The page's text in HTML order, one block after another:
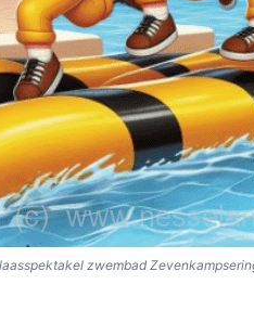
zwembad